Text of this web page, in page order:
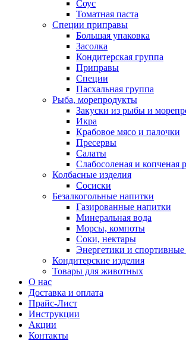
Соус
Томатная паста
Специи приправы
Большая упаковка
Засолка
Кондитерская группа
Приправы
Специи
Пасхальная группа
Рыба, морепродукты
Закуски из рыбы и
Икра
Крабовое мясо и палочки
Пресервы
Салаты
Слабосоленая и копченая
Колбасные изделия
Сосиски
Безалкогольные напитки
Газированные напитки
Минеральная вода
Морсы, компоты
Соки, нектары
Энергетики и
Кондитерские изделия
Товары для животных
О нас
Доставка и оплата
Прайс-Лист
Инструкции
Акции
Контакты